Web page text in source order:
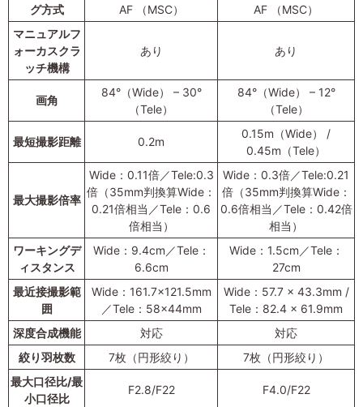
グ方式
AF （MSC）
AF （MSC）
マニュアルフ
ォーカスクラ
ッチ機構
あり あり
画角
84°（Wide） – 30°
（Tele）
84°（Wide） – 12°
（Tele）
最短撮影距離 0.2m
0.15m（Wide） /
0.45m（Tele）
最大撮影倍率
Wide：0.11倍／Tele:0.3
倍（35mm判換算Wide：
0.21倍相当／Tele：0.6
倍相当）
Wide：0.3倍／Tele:0.21
倍（35mm判換算Wide：
0.6倍相当／Tele：0.42倍
相当）
ワーキングデ
ィスタンス
Wide：9.4cm／Tele：
6.6cm
Wide：1.5cm／Tele：
27cm
最近接撮影範
囲
Wide：161.7×121.5mm
／Tele：58×44mm
Wide：57.7 x 43.3mm /
Tele：82.4 x 61.9mm
深度合成機能
対応
対応
絞り羽枚数
7枚（円形絞り）
7枚（円形絞り）
最大口径比/最
小口径比
F2.8/F22 F4.0/F22